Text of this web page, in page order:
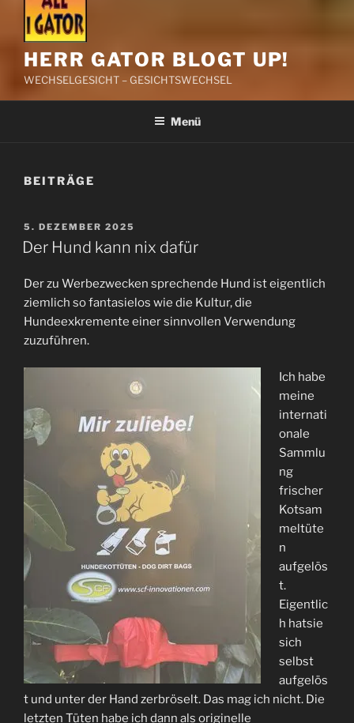
HERR GATOR BLOGT UP!
WECHSELGESICHT – GESICHTSWECHSEL
Menü
BEITRÄGE
VERÖFFENTLICHT
AM
5. DEZEMBER 2025
Der Hund kann nix dafür
Der zu Werbezwecken sprechende Hund ist eigentlich
ziemlich so fantasielos wie die Kultur, die
Hundeexkremente einer sinnvollen Verwendung
zuzuführen.
Ich habe
meine
internati
onale
Sammlu
ng
frischer
Kotsam
meltüte
n
aufgelös
t.
Eigentlic
h hatsie
sich
selbst
aufgelös
t und unter der Hand zerbröselt. Das mag ich nicht. Die
letzten Tüten habe ich dann als originelle